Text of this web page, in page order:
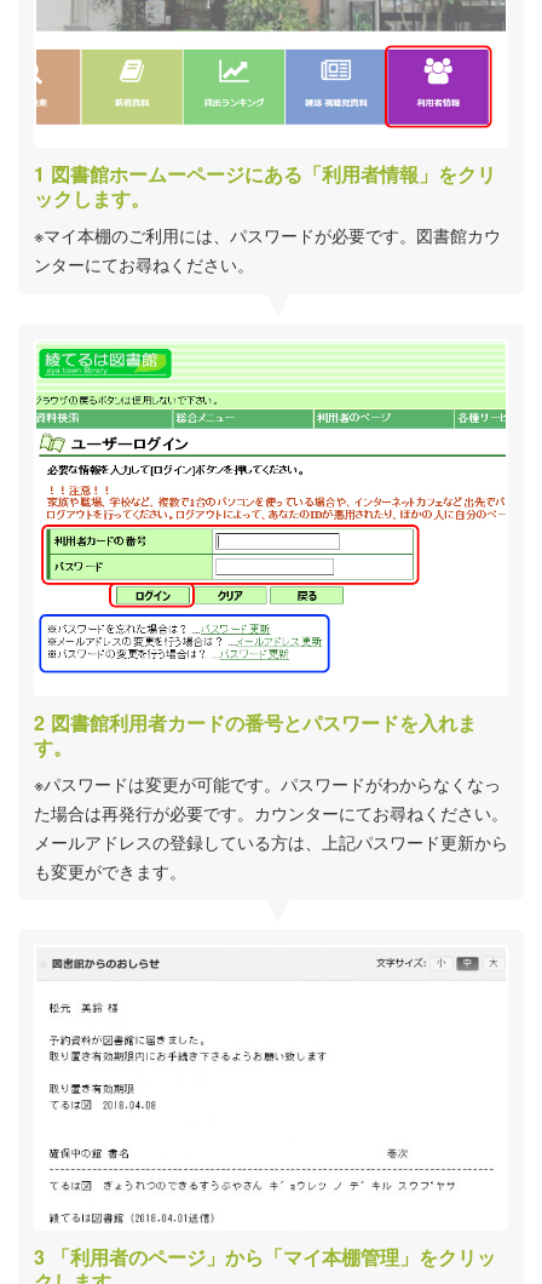
図書館ホームーページにある「利用者情報」をクリ
ックします。
※マイ本棚のご利用には、パスワードが必要です。図書館カウ
ンターにてお尋ねください。
図書館利用者カードの番号とパスワードを入れま
す。
※パスワードは変更が可能です。パスワードがわからなくなっ
た場合は再発行が必要です。カウンターにてお尋ねください。
メールアドレスの登録している方は、上記パスワード更新から
も変更ができます。
「利用者のページ」から「マイ本棚管理」をクリッ